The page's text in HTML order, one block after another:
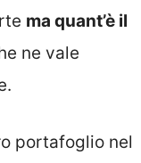
ma quant’è il
ne vale
portafoglio nel